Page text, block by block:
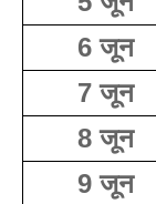
6 जून
7 जून
8 जून
9 जून